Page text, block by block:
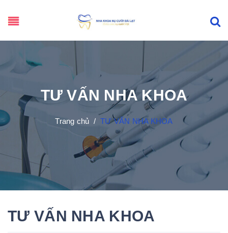
TƯ VẤN NHA KHOA
Trang chủ / TƯ VẤN NHA KHOA
TƯ VẤN NHA KHOA